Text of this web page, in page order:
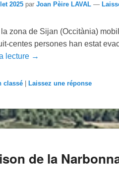
2025 par Joan Pèire LAVAL —
zona de Sijan (Occitània)
centes persones han estat
lecture →
classé Laissez une réponse
de la